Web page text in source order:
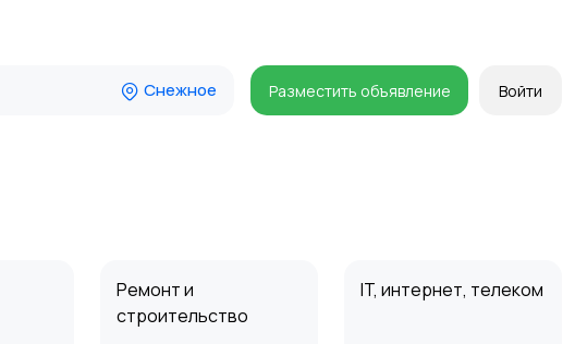
Снежное Разместить объявление Войти
Ремонт и
строительство
IT, интернет, телеком